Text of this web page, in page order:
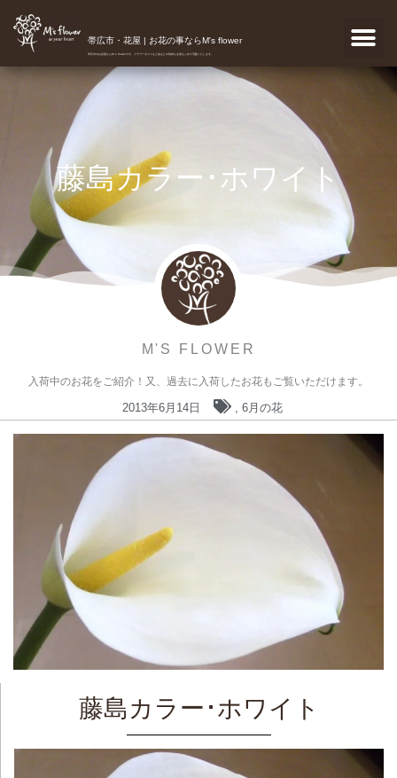
帯広市・花屋 | お花の事ならM's flower
帯広市のお花屋さんM's flowerです。フラワーギフトなどあなたの気持ちを真心こめて宅配いたします。
藤島カラー･ホワイト
M'S FLOWER
入荷中のお花をご紹介！又、過去に入荷したお花もご覧いただけます。
2013年6月14日 , 6月の花
藤島カラー･ホワイト